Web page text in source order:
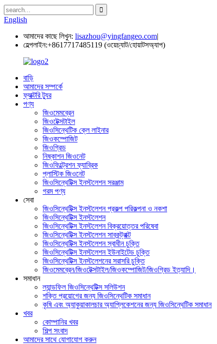
English
আমাদের কাছে লিখুন: lisazhou@yingfangeo.com|
হেল্পলাইন:+8617717485119 (ওয়েচ্যাট/হোয়াটসঅ্যাপ)
বাড়ি
আমাদের সম্পর্কে
ফ্যাক্টরি ট্যুর
পণ্য
জিওমেমব্রেন
জিওটেক্সটাইল
জিওসিন্থেটিক ক্লে লাইনার
জিওকম্পোজিট
জিওগ্রিড
নিষ্কাশন জিওনেট
জিওফিল্ট্রেশন ফ্যাব্রিক
প্লাস্টিক জিওনেট
জিওসিন্থেটিক্স ইনস্টলেশন সরঞ্জাম
গরম পণ্য
সেবা
জিওসিন্থেটিক্স ইনস্টলেশন প্রকল্প পরিকল্পনা ও নকশা
জিওসিন্থেটিক্স ইনস্টলেশন
জিওসিন্থেটিক্স ইনস্টলেশন বিক্রয়োত্তর পরিষেবা
জিওসিন্থেটিক্স ইনস্টলেশন সাবকন্ট্রাক্ট
জিওসিন্থেটিক্স ইনস্টলেশন স্বাধীন চুক্তি
জিওসিন্থেটিক্স ইনস্টলেশন ইউনাইটেড চুক্তি
জিওসিন্থেটিক্স ইনস্টলেশনের সরাসরি চুক্তি
জিওমেমব্রেন/জিওটেক্সটাইল/জিওকম্পোজিট/জিওগ্রিড ইত্যাদি।
সমাধান
ল্যান্ডফিল জিওসিন্থেটিক্স সলিউশন
শক্তি প্রয়োগের জন্য জিওসিন্থেটিক সমাধান
কৃষি এবং অ্যাকুয়াকালচার অ্যাপ্লিকেশনের জন্য জিওসিন্থেটিক সমাধান
খবর
কোম্পানির খবর
শিল্প সংবাদ
আমাদের সাথে যোগাযোগ করুন